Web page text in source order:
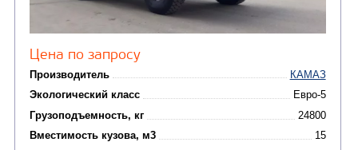
Направление разгрузки
Колесная формула
Узнать цену